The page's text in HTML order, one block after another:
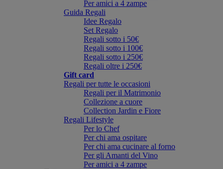
Per amici a 4 zampe
Guida Regali
Idee Regalo
Set Regalo
Regali sotto i 50€
Regali sotto i 100€
Regali sotto i 250€
Regali oltre i 250€
Gift card
Regali per tutte le occasioni
Regali per il Matrimonio
Collezione a cuore
Collection Jardin e Fiore
Regali Lifestyle
Per lo Chef
Per chi ama ospitare
Per chi ama cucinare al forno
Per gli Amanti del Vino
Per amici a 4 zampe